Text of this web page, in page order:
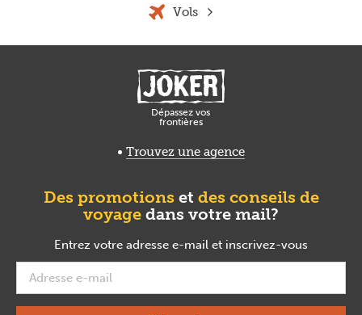
Vols
Dépassez vos
frontières
Trouvez une agence
Des promotions et des conseils de
voyage dans votre mail?
Entrez votre adresse e-mail et inscrivez-vous